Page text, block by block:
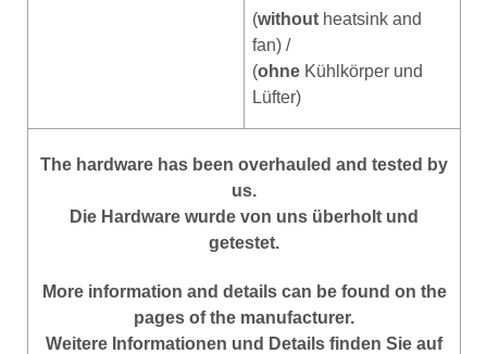
(without heatsink and
fan) /
(ohne Kühlkörper und
Lüfter)
The hardware has been overhauled and tested by
us.
Die Hardware wurde von uns überholt und
getestet.
More information and details can be found on the
pages of the manufacturer.
Weitere Informationen und Details finden Sie auf